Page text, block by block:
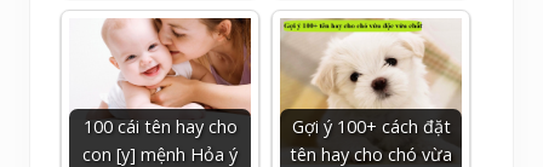
100 cái tên hay cho
con [y] mệnh Hỏa ý
Gợi ý 100+ cách đặt
tên hay cho chó vừa